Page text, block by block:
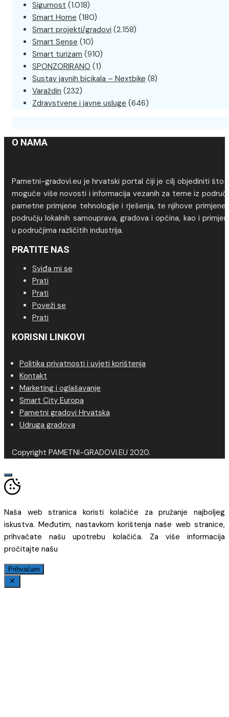
Sigurnost (1.018)
Smart Home (180)
Smart projekti/gradovi (2.158)
Smart Sense (10)
Smart turizam (910)
SPONZORIRANO (1)
Sustav javnih bicikala – Nextbike (8)
Varaždin (232)
Zdravstvene i javne usluge (646)
O NAMA
Pametni-gradovi.eu je hrvatski portal čiji je cilj objediniti što
moguće više novosti i informacija vezanih za teme iz
pametne primjene tehnologije i rješenja, te njihove primjene
području lokalnih samouprava, gradova i općina, kao i
u područjima različitih industrija.
PRATITE NAS
Sviđa mi se
Prati
Prati
Poveži se
Prati
KORISNI LINKOVI
Politika privatnosti i uvjeti korištenja
Kontakt
Marketing i oglašavanje
Smart City Europa
Pametni gradovi Hrvatska
Udruga gradova
Copyright PAMETNI-GRADOVI.EU 2020.
Naša web stranica koristi kolačiće za pružanje najboljeg
iskustva. Međutim, nastavkom korištenja naše web stranice,
prihvaćate našu upotrebu kolačića. Za više informacija
pročitajte našu
Prihvaćam